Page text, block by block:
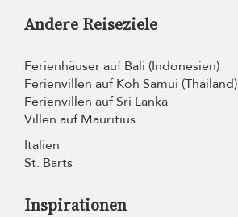
Andere Reiseziele
Ferienhäuser auf Bali (Indonesien)
Ferienvillen auf Koh Samui (Thailand)
Ferienvillen auf Sri Lanka
Villen auf Mauritius
Italien
St. Barts
Inspirationen